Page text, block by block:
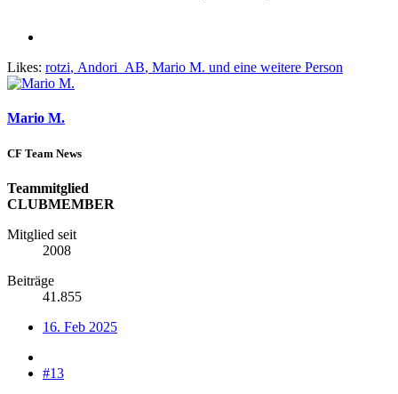
Likes: rotzi, Andori_AB, Mario M. und eine weitere Person
Mario M.
CF Team News
Teammitglied
CLUBMEMBER
Mitglied seit
2008
Beiträge
41.855
16. Feb 2025
#13